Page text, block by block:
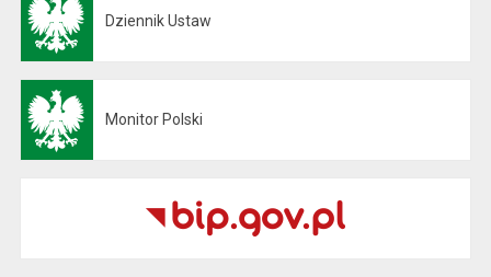
Dziennik Ustaw
Monitor Polski